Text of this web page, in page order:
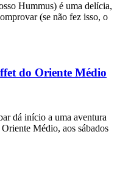
Hummus) é uma delícia,
(se não fez isso, o
do Oriente Médio
dá início a uma aventura
Médio, aos sábados